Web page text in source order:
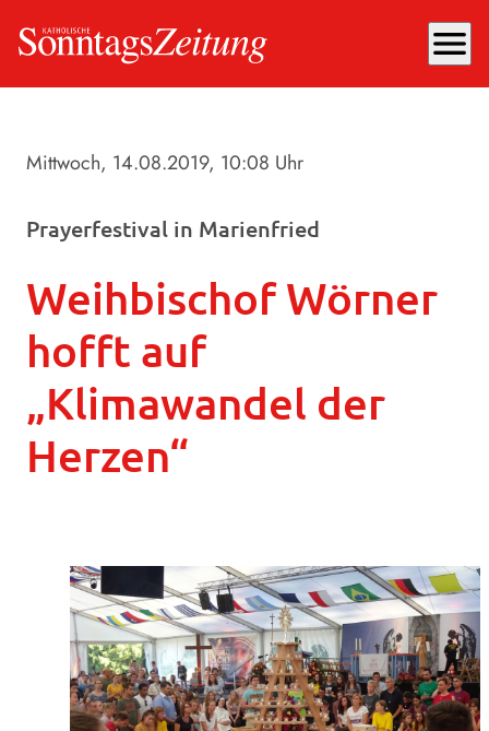
menu
Mittwoch, 14.08.2019, 10:08 Uhr
Prayerfestival in Marienfried
Weihbischof Wörner
hofft auf
„Klimawandel der
Herzen“